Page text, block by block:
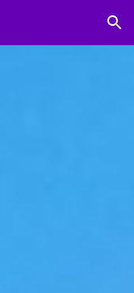
Skip to navigation